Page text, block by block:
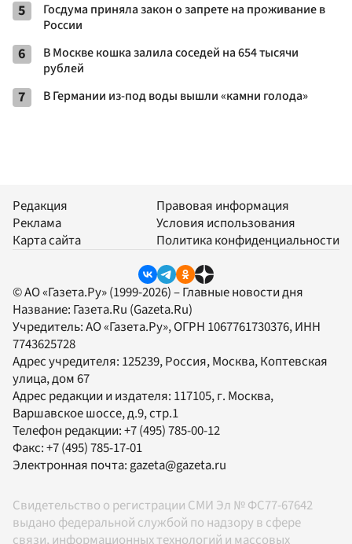
5
Госдума приняла закон о запрете на проживание в
России
6
В Москве кошка залила соседей на 654 тысячи
рублей
7 В Германии из-под воды вышли «камни голода»
Редакция
Реклама
Карта сайта
Правовая информация
Условия использования
Политика конфиденциальности
© АО «Газета.Ру» (1999-2026) – Главные новости дня
Название: Газета.Ru (Gazeta.Ru)
Учредитель:АО «Газета.Ру», ОГРН 1067761730376, ИНН
7743625728
Адрес учредителя: 125239, Россия, Москва, Коптевская
улица, дом 67
Адрес редакции и издателя: 117105, г. Москва,
Варшавское шоссе, д.9, стр.1
Телефон редакции:+7 (495) 785-00-12
Факс:+7 (495) 785-17-01
Электронная почта:gazeta@gazeta.ru
Свидетельство о регистрации СМИ Эл № ФС77-67642
выдано федеральной службой по надзору в сфере
связи, информационных технологий и массовых